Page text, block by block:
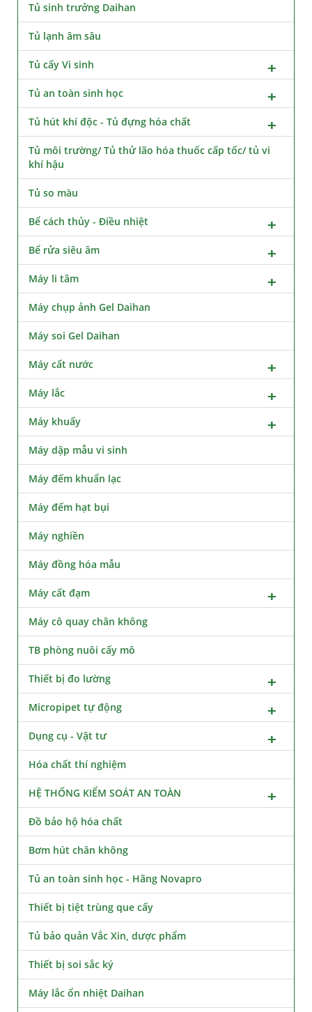
Tủ sinh trưởng Daihan
Tủ lạnh âm sâu
Tủ cấy Vi sinh
Tủ an toàn sinh học
Tủ hút khí độc - Tủ đựng hóa chất
Tủ môi trường/ Tủ thử lão hóa thuốc cấp tốc/ tủ vi
khí hậu
Tủ so màu
Bể cách thủy - Điều nhiệt
Bể rửa siêu âm
Máy li tâm
Máy chụp ảnh Gel Daihan
Máy soi Gel Daihan
Máy cất nước
Máy lắc
Máy khuấy
Máy dập mẫu vi sinh
Máy đếm khuẩn lạc
Máy đếm hạt bụi
Máy nghiền
Máy đồng hóa mẫu
Máy cất đạm
Máy cô quay chân không
TB phòng nuôi cấy mô
Thiết bị đo lường
Micropipet tự động
Dụng cụ - Vật tư
Hóa chất thí nghiệm
HỆ THỐNG KIỂM SOÁT AN TOÀN
Đồ bảo hộ hóa chất
Bơm hút chân không
Tủ an toàn sinh học - Hãng Novapro
Thiết bị tiệt trùng que cấy
Tủ bảo quản Vắc Xin, dược phẩm
Thiết bị soi sắc ký
Máy lắc ổn nhiệt Daihan